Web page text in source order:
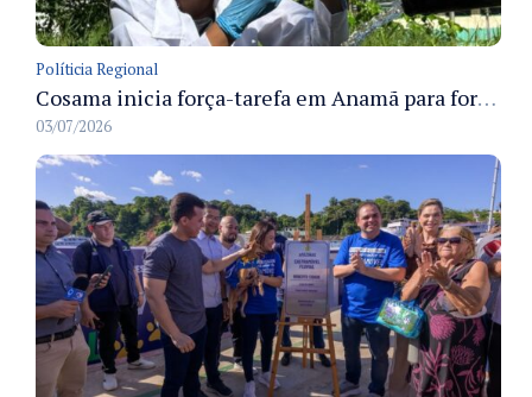
Políticia Regional
Cosama inicia força-tarefa em Anamã para fortalecer abastecimento de água e segurança hídrica da população
03/07/2026